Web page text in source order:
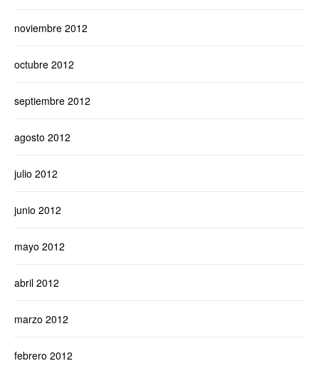
noviembre 2012
octubre 2012
septiembre 2012
agosto 2012
julio 2012
junio 2012
mayo 2012
abril 2012
marzo 2012
febrero 2012